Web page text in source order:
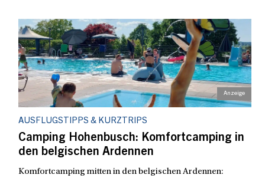
AUSFLUGSTIPPS & KURZTRIPS
Camping Hohenbusch: Komfortcamping in
den belgischen Ardennen
Komfortcamping mitten in den belgischen Ardennen: